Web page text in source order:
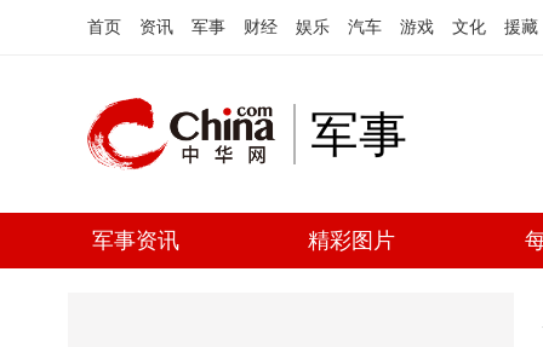
首页 资讯 军事 财经 娱乐 汽车 游戏 文化 援藏
军事
军事资讯 精彩图片